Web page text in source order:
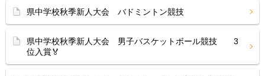
県中学校秋季新人大会 バドミントン競技
県中学校秋季新人大会 男子バスケットボール競技 3
位入賞🏅